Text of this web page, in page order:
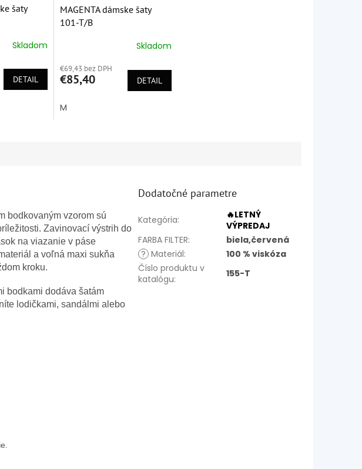
šaty
Skladom
DETAIL
MAGENTA dámske šaty
101-T/B
produktu
je
z
5
Skladom
€69,43 bez DPH
€85,40 DETAIL
M
bodkovaným vzorom sú
Zavinovací výstrih do
na viazanie v páse
a voľná maxi sukňa
kroku.
bodkami dodáva šatám
lodičkami, sandálmi alebo
Dodatočné parametre
Kategória:
🔥LETNÝ
VÝPREDAJ
FARBA FILTER:
biela,červená
? Materiál:
100 % viskóza
Číslo produktu v
katalógu: 155-T